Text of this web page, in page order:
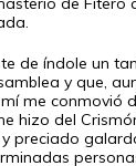
de índole un
y que,
me conmovió
hizo del
preciado